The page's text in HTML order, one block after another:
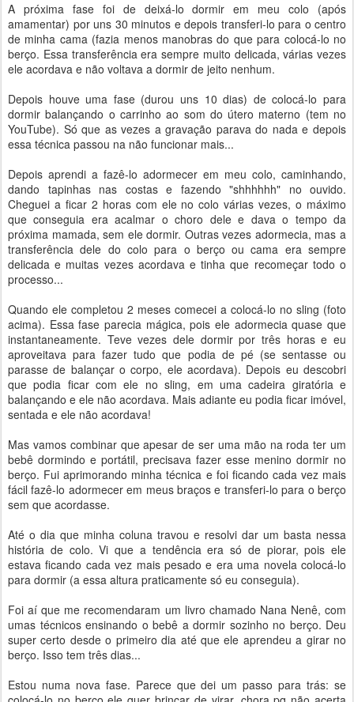
A próxima fase foi de deixá-lo dormir em meu colo (após
amamentar) por uns 30 minutos e depois transferi-lo para o centro
de minha cama (fazia menos manobras do que para colocá-lo no
berço. Essa transferência era sempre muito delicada, várias vezes
ele acordava e não voltava a dormir de jeito nenhum.
Depois houve uma fase (durou uns 10 dias) de colocá-lo para
dormir balançando o carrinho ao som do útero materno (tem no
YouTube). Só que as vezes a gravação parava do nada e depois
essa técnica passou na não funcionar mais...
Depois aprendi a fazê-lo adormecer em meu colo, caminhando,
dando tapinhas nas costas e fazendo "shhhhhh" no ouvido.
Cheguei a ficar 2 horas com ele no colo várias vezes, o máximo
que conseguia era acalmar o choro dele e dava o tempo da
próxima mamada, sem ele dormir. Outras vezes adormecia, mas a
transferência dele do colo para o berço ou cama era sempre
delicada e muitas vezes acordava e tinha que recomeçar todo o
processo...
Quando ele completou 2 meses comecei a colocá-lo no sling (foto
acima). Essa fase parecia mágica, pois ele adormecia quase que
instantaneamente. Teve vezes dele dormir por três horas e eu
aproveitava para fazer tudo que podia de pé (se sentasse ou
parasse de balançar o corpo, ele acordava). Depois eu descobri
que podia ficar com ele no sling, em uma cadeira giratória e
balançando e ele não acordava. Mais adiante eu podia ficar imóvel,
sentada e ele não acordava!
Mas vamos combinar que apesar de ser uma mão na roda ter um
bebê dormindo e portátil, precisava fazer esse menino dormir no
berço. Fui aprimorando minha técnica e foi ficando cada vez mais
fácil fazê-lo adormecer em meus braços e transferi-lo para o berço
sem que acordasse.
Até o dia que minha coluna travou e resolvi dar um basta nessa
história de colo. Vi que a tendência era só de piorar, pois ele
estava ficando cada vez mais pesado e era uma novela colocá-lo
para dormir (a essa altura praticamente só eu conseguia).
Foi aí que me recomendaram um livro chamado Nana Nenê, com
umas técnicos ensinando o bebê a dormir sozinho no berço. Deu
super certo desde o primeiro dia até que ele aprendeu a girar no
berço. Isso tem três dias...
Estou numa nova fase. Parece que dei um passo para trás: se